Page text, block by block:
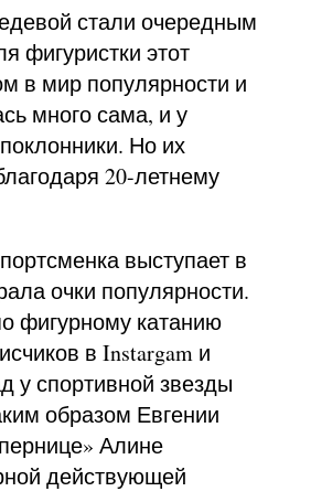
стали очередным
фигуристки этот
в мир популярности и
много сама, и у
Но их
20-летнему
выступает в
очки популярности.
фигурному катанию
в Instargam и
у спортивной звезды
образом Евгении
Алине
действующей